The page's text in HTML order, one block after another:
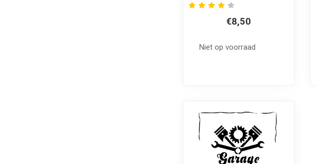
€8,50
Niet op voorraad